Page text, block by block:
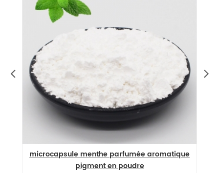
microcapsule menthe parfumée aromatique
pigment en poudre